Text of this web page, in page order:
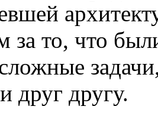
за то, что
друг другу.